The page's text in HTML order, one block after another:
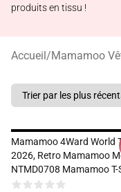
produits en tissu !
Accueil/Mamamoo
Mamamoo 4Ward World
2026, Retro Mamamoo
NTMD0708 Mamamoo